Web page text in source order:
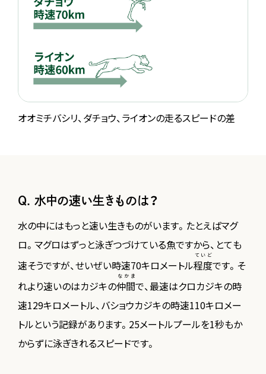
オオミチバシリ、ダチョウ、ライオンの走るスピードの差
Q. 水中の速い生きものは？
水の中にはもっと速い生きものがいます。たとえばマグ
ロ。マグロはずっと泳ぎつづけている魚ですから、とても
速そうですが、せいぜい時速70キロメートル程度
ていど
です。そ
れより速いのはカジキの仲間
なかま
で、最速はクロカジキの時
速129キロメートル、バショウカジキの時速110キロメー
トルという記録があります。25メートルプールを1秒もか
からずに泳ぎきれるスピードです。